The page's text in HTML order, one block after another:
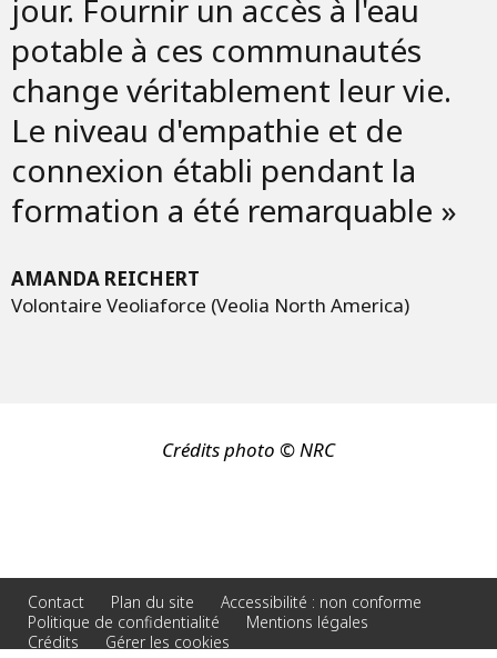
jour. Fournir un accès à l'eau
potable à ces communautés
change véritablement leur vie.
Le niveau d'empathie et de
connexion établi pendant la
formation a été remarquable »
AMANDA REICHERT
Volontaire Veoliaforce (Veolia North America)
Crédits photo © NRC
Contact Plan du site
Accessibilité : non conforme
Politique de confidentialité
Mentions légales
Crédits
Gérer les cookies